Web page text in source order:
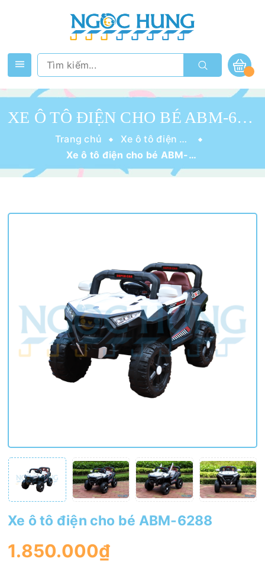
XE Ô TÔ ĐIỆN CHO BÉ ABM-6288
Trang chủ
Xe ô tô điện cho bé
Xe ô tô điện cho bé ABM-6288
Xe ô tô điện cho bé ABM-6288
1.850.000₫